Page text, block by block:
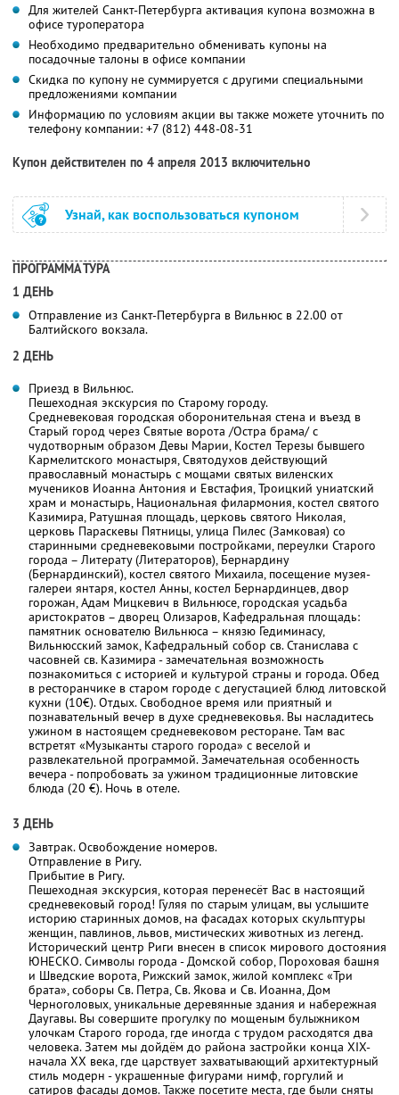
Для жителей Санкт-Петербурга активация купона возможна в
офисе туроператора
Необходимо предварительно обменивать купоны на
посадочные талоны в офисе компании
Скидка по купону не суммируется с другими специальными
предложениями компании
Информацию по условиям акции вы также можете уточнить по
телефону компании: +7 (812) 448-08-31
Купон действителен по 4 апреля 2013 включительно
Узнай, как воспользоваться купоном
ПРОГРАММА ТУРА
1 ДЕНЬ
Отправление из Санкт-Петербурга в Вильнюс в 22.00 от
Балтийского вокзала.
2 ДЕНЬ
Приезд в Вильнюс.
Пешеходная экскурсия по Старому городу.
Средневековая городская оборонительная стена и въезд в
Старый город через Святые ворота /Остра брама/ с
чудотворным образом Девы Марии, Костел Терезы бывшего
Кармелитского монастыря, Святодухов действующий
православный монастырь с мощами святых виленских
мучеников Иоанна Антония и Евстафия, Троицкий униатский
храм и монастырь, Национальная филармония, костел святого
Казимира, Ратушная площадь, церковь святого Николая,
церковь Параскевы Пятницы, улица Пилес (Замковая) со
старинными средневековыми постройками, переулки Старого
города – Литерату (Литераторов), Бернардину
(Бернардинский), костел святого Михаила, посещение музея-
галереи янтаря, костел Анны, костел Бернардинцев, двор
горожан, Адам Мицкевич в Вильнюсе, городская усадьба
аристократов – дворец Олизаров, Кафедральная площадь:
памятник основателю Вильнюса – князю Гедиминасу,
Вильнюсский замок, Кафедральный собор cв. Станислава с
часовней cв. Казимира - замечательная возможность
познакомиться с историей и культурой страны и города. Обед
в ресторанчике в старом городе с дегустацией блюд литовской
кухни (10€). Отдых. Свободное время или приятный и
познавательный вечер в духе средневековья. Вы насладитесь
ужином в настоящем средневековом ресторане. Там вас
встретят «Музыканты старого города» с веселой и
развлекательной программой. Замечательная особенность
вечера - попробовать за ужином традиционные литовские
блюда (20 €). Ночь в отеле.
3 ДЕНЬ
Завтрак. Освобождение номеров.
Отправление в Ригу.
Прибытие в Ригу.
Пешеходная экскурсия, которая перенесёт Вас в настоящий
средневековый город! Гуляя по старым улицам, вы услышите
историю старинных домов, на фасадах которых скульптуры
женщин, павлинов, львов, мистических животных из легенд.
Исторический центр Риги внесен в список мирового достояния
ЮНЕСКО. Символы города - Домской собор, Пороховая башня
и Шведские ворота, Рижский замок, жилой комплекс «Три
брата», соборы Св. Петра, Св. Якова и Св. Иоанна, Дом
Черноголовых, уникальные деревянные здания и набережная
Даугавы. Вы совершите прогулку по мощеным булыжником
улочкам Старого города, где иногда с трудом расходятся два
человека. Затем мы дойдём до района застройки конца XIX-
начала XX века, где царствует захватывающий архитектурный
стиль модерн - украшенные фигурами нимф, горгулий и
сатиров фасады домов. Также посетите места, где были сняты